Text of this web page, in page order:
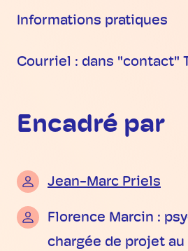
Informations pratiques
Courriel : dans "contact"
Encadré par
Jean-Marc Priels
Florence Marcin :
chargée de projet au